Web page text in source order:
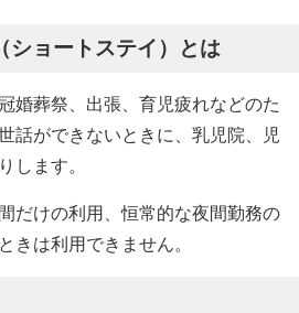
ショートステイ）とは
婚葬祭、出張、育児疲れなどのた
話ができないときに、乳児院、児
します。
だけの利用、恒常的な夜間勤務の
きは利用できません。